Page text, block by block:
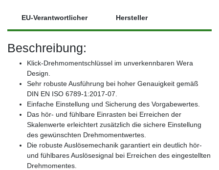
EU-Verantwortlicher Hersteller
Beschreibung:
Klick-Drehmomentschlüssel im unverkennbaren Wera
Design.
Sehr robuste Ausführung bei hoher Genauigkeit gemäß
DIN EN ISO 6789-1:2017-07.
Einfache Einstellung und Sicherung des Vorgabewertes.
Das hör- und fühlbare Einrasten bei Erreichen der
Skalenwerte erleichtert zusätzlich die sichere Einstellung
des gewünschten Drehmomentwertes.
Die robuste Auslösemechanik garantiert ein deutlich hör-
und fühlbares Auslösesignal bei Erreichen des eingestellten
Drehmomentes.